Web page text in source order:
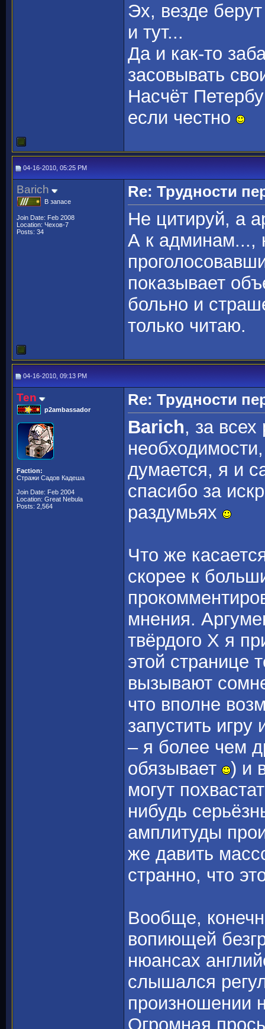
Эх, везде
и тут...
Да и как-то
засовывать
Насчёт
если честно
04-16-2010, 05:25 PM
Barich
В запасе
Join Date: Feb 2008
Location: Чехов-7
Posts: 34
Re: Трудности
Не цитируй, а
А к админам...,
показывает
больно и
только читаю.
04-16-2010, 09:13 PM
Ten
p2ambassador
Faction:
Стражи Садов Кадеша
Join Date: Feb 2004
Location: Great Nebula
Posts: 2,564
Re: Трудности
Barich, за
думается, я и
спасибо за
раздумьях
Что же
скорее к
мнения.
твёрдого Х я
этой странице
вызывают
что вполне
запустить
– я более чем
обязывает
) и
могут
нибудь
амплитуды
же давить
странно, что
Вообще,
вопиющей
нюансах
слышался
произношении
Огромная